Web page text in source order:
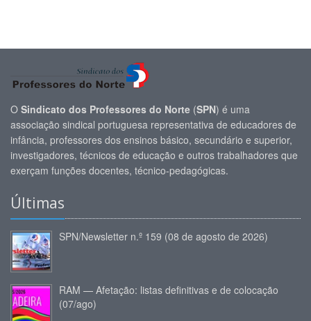
O Sindicato dos Professores do Norte (SPN) é uma
associação sindical portuguesa representativa de educadores de
infância, professores dos ensinos básico, secundário e superior,
investigadores, técnicos de educação e outros trabalhadores que
exerçam funções docentes, técnico-pedagógicas.
Últimas
SPN/Newsletter n.º 159 (08 de agosto de 2026)
RAM — Afetação: listas definitivas e de colocação
(07/ago)